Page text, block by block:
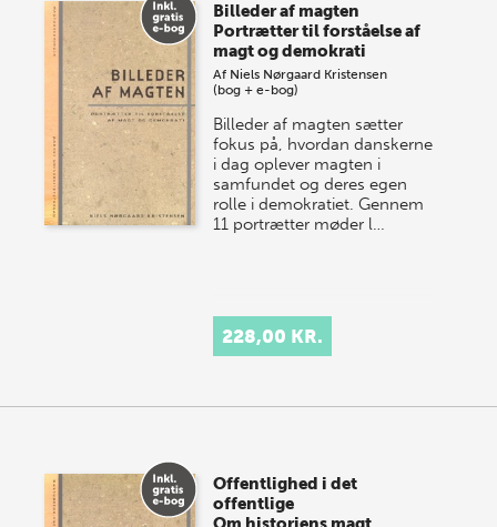
Billeder af magten
Portrætter til forståelse af
magt og demokrati
Af Niels Nørgaard Kristensen
(bog + e-bog)
Billeder af magten sætter
fokus på, hvordan danskerne
i dag oplever magten i
samfundet og deres egen
rolle i demokratiet. Gennem
11 portrætter møder l…
228,00 KR.
Offentlighed i det
offentlige